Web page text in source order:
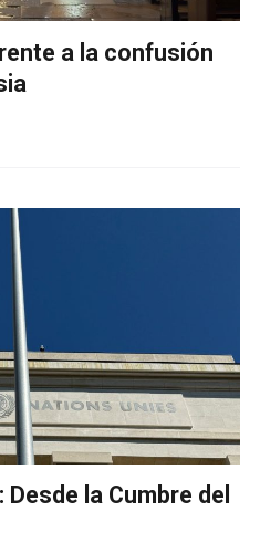
a la confusión
la Cumbre del